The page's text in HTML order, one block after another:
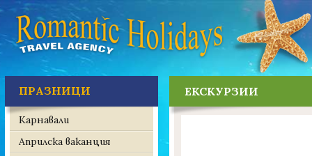
ПРАЗНИЦИ
Карнавали
Априлска ваканция
ЕКСКУРЗИИ